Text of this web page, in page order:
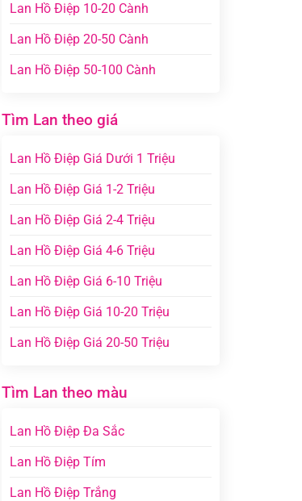
Lan Hồ Điệp 10-20 Cành
Lan Hồ Điệp 20-50 Cành
Lan Hồ Điệp 50-100 Cành
Tìm Lan theo giá
Lan Hồ Điệp Giá Dưới 1 Triệu
Lan Hồ Điệp Giá 1-2 Triệu
Lan Hồ Điệp Giá 2-4 Triệu
Lan Hồ Điệp Giá 4-6 Triệu
Lan Hồ Điệp Giá 6-10 Triệu
Lan Hồ Điệp Giá 10-20 Triệu
Lan Hồ Điệp Giá 20-50 Triệu
Tìm Lan theo màu
Lan Hồ Điệp Đa Sắc
Lan Hồ Điệp Tím
Lan Hồ Điệp Trắng